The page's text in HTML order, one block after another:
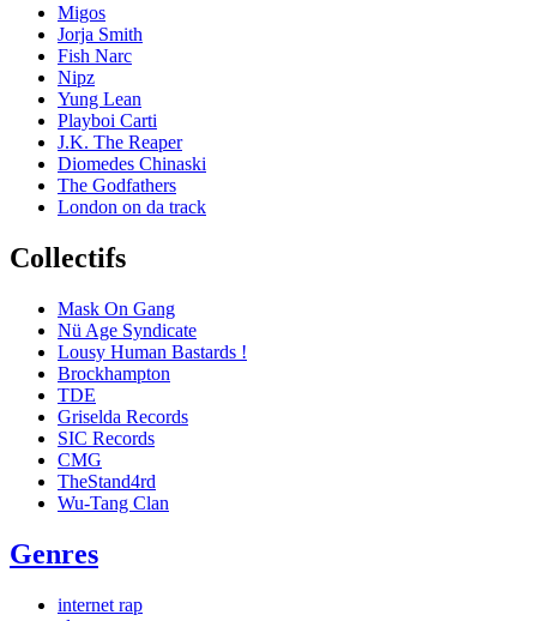
Migos
Jorja Smith
Fish Narc
Nipz
Yung Lean
Playboi Carti
J.K. The Reaper
Diomedes Chinaski
The Godfathers
London on da track
Collectifs
Mask On Gang
Nü Age Syndicate
Lousy Human Bastards !
Brockhampton
TDE
Griselda Records
SIC Records
CMG
TheStand4rd
Wu-Tang Clan
Genres
internet rap